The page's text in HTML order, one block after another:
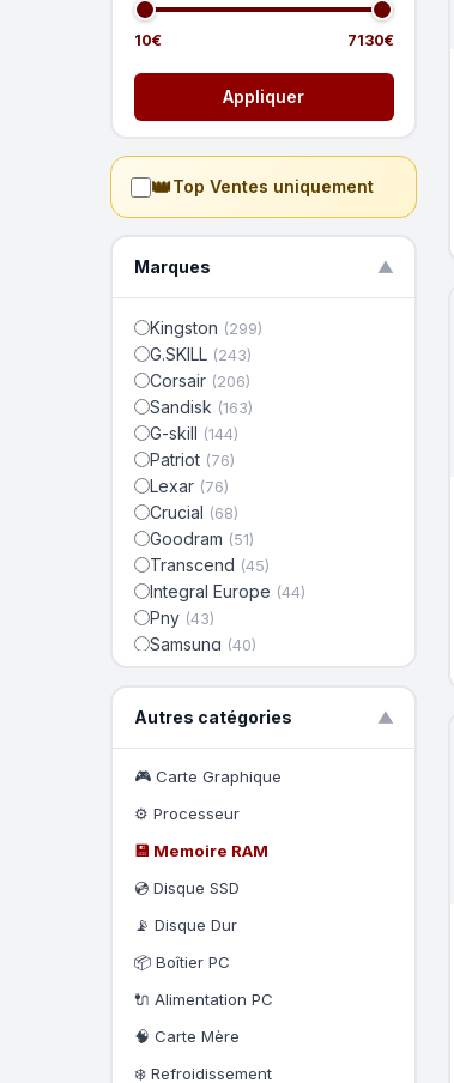
10€ 7130€
Appliquer
👑Top Ventes uniquement
Marques ▼
Kingston (299)
G.SKILL (243)
Corsair (206)
Sandisk (163)
G-skill (144)
Patriot (76)
Lexar (76)
Crucial (68)
Goodram (51)
Transcend (45)
Integral Europe (44)
Pny (43)
Samsung (40)
ADATA(40)
TEAMGROUP(33)
Silicon-power(28)
Apacer(19)
Autres catégories ▼
🎮 Carte Graphique
⚙️ Processeur
💾 Memoire RAM
💿 Disque SSD
📡 Disque Dur
📦 Boîtier PC
🔌 Alimentation PC
🧠 Carte Mère
❄️ Refroidissement